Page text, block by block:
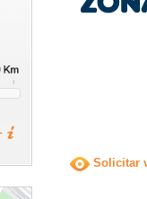
Solicitar